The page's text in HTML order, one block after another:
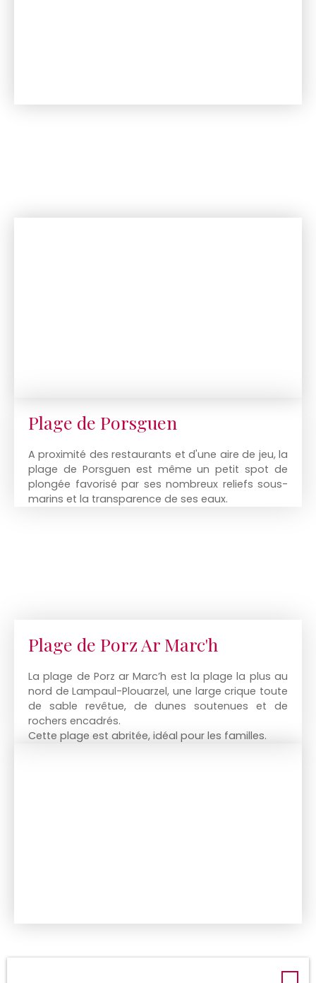
Plage de Porsguen
A proximité des restaurants et d'une aire de jeu, la
plage de Porsguen est même un petit spot de
plongée favorisé par ses nombreux reliefs sous-
marins et la transparence de ses eaux.
Plage de Porz Ar Marc'h
La plage de Porz ar Marc’h est la plage la plus au
nord de Lampaul-Plouarzel, une large crique toute
de sable revêtue, de dunes soutenues et de
rochers encadrés.
Cette plage est abritée, idéal pour les familles.